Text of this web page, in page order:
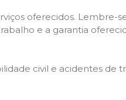
oferecidos. Lembre-
e a garantia
civil e acidentes de